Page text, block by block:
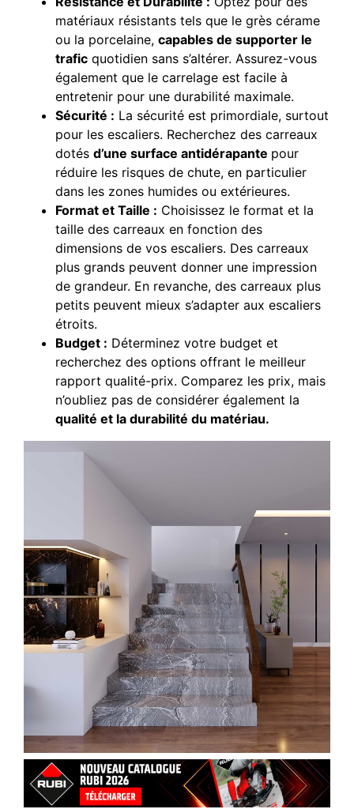
matériaux résistants tels que le grès cérame
ou la porcelaine, capables de supporter le
trafic quotidien sans s’altérer. Assurez-vous
également que le carrelage est facile à
entretenir pour une durabilité maximale.
Sécurité : La sécurité est primordiale, surtout
pour les escaliers. Recherchez des carreaux
dotés d’une surface antidérapante pour
réduire les risques de chute, en particulier
dans les zones humides ou extérieures.
Format et Taille : Choisissez le format et la
taille des carreaux en fonction des
dimensions de vos escaliers. Des carreaux
plus grands peuvent donner une impression
de grandeur. En revanche, des carreaux plus
petits peuvent mieux s’adapter aux escaliers
étroits.
Budget : Déterminez votre budget et
recherchez des options offrant le meilleur
rapport qualité-prix. Comparez les prix, mais
n’oubliez pas de considérer également la
qualité et la durabilité du matériau.